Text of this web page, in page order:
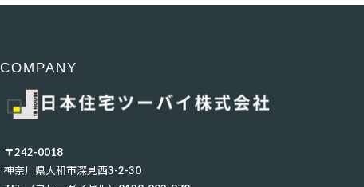
COMPANY
〒242-0018
神奈川県大和市深見西3-2-30